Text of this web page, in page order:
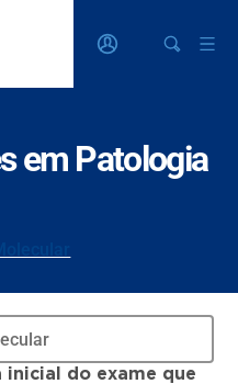
em Patologia
inicial do exame que